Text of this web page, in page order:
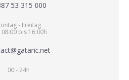
53 315 000
- Freitag
bis 16:00h
00 - 24h